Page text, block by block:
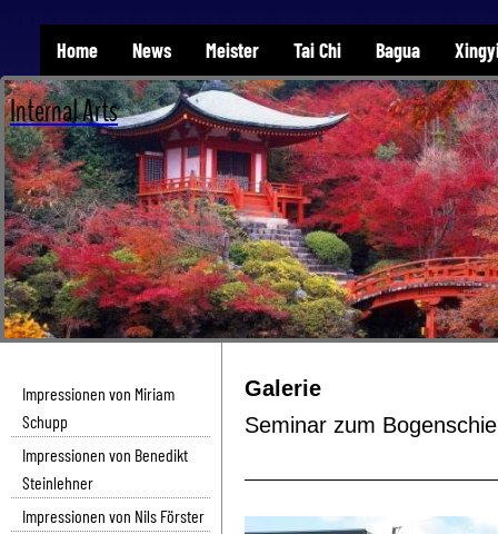
Home News Meister Tai Chi Bagua
Internal Arts
Impressionen von Miriam
Schupp
Impressionen von Benedikt
Steinlehner
Impressionen von Nils Förster
Galerie
Seminar zum